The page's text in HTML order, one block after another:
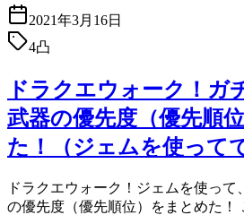
2021年3月16日
4凸
ドラクエウォーク！ガ
武器の優先度（優先順
た！（ジェムを使って
ドラクエウォーク！ジェムを使っ
の優先度（優先順位）をまとめた！